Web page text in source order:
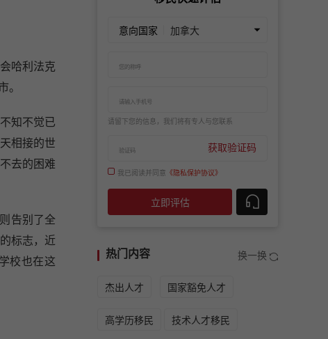
哈利法克
知不觉已
相接的世
去的困难
告别了全
标志，近
校也在这
意向国家
请留下您的信息，我们将有专人与您联系
获取验证码
我已阅读并同意 《隐私保护协议》
立即评估
热门内容 换一换
杰出人才 国家豁免人才
高学历移民 技术人才移民